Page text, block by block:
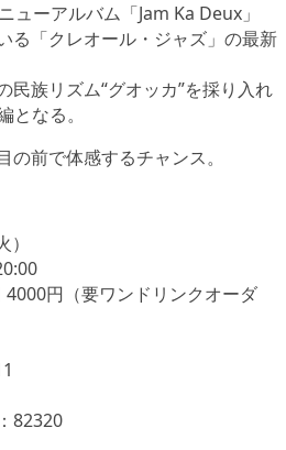
ューアルバム「Jam Ka Deux」
る「クレオール・ジャズ」の最新
民族リズム“グオッカ”を採り入れ
となる。
前で体感するチャンス。
円（要ワンドリンクオーダ
82320